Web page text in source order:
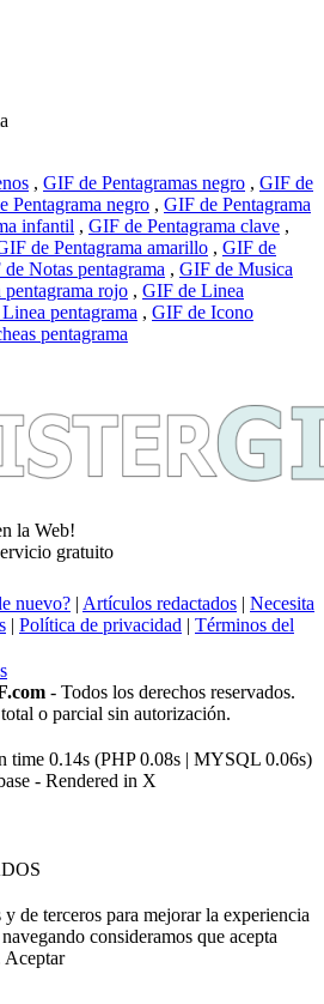
, GIF de Pentagramas negro , GIF de
Pentagrama negro , GIF de Pentagrama
infantil , GIF de Pentagrama clave ,
de Pentagrama amarillo , GIF de
Notas pentagrama , GIF de Musica
rojo , GIF de Linea
pentagrama , GIF de Icono
pentagrama
la Web!
gratuito
nuevo? | Artículos redactados | Necesita
| Política de privacidad | Términos del
- Todos los derechos reservados.
o parcial sin autorización.
time 0.14s (PHP 0.08s | MYSQL 0.06s)
- Rendered in X
de terceros para mejorar la experiencia
consideramos que acepta
Aceptar